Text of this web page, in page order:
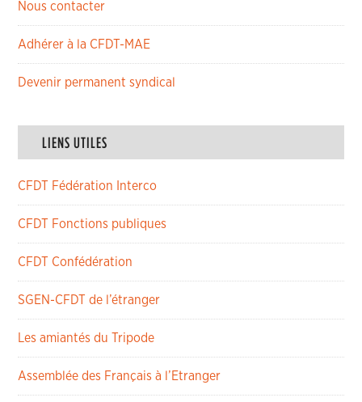
Nous contacter
Adhérer à la CFDT-MAE
Devenir permanent syndical
LIENS UTILES
CFDT Fédération Interco
CFDT Fonctions publiques
CFDT Confédération
SGEN-CFDT de l’étranger
Les amiantés du Tripode
Assemblée des Français à l’Etranger